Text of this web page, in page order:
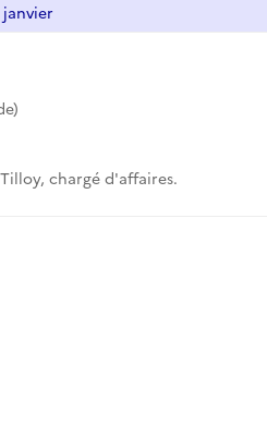
janvier
chargé d'affaires.